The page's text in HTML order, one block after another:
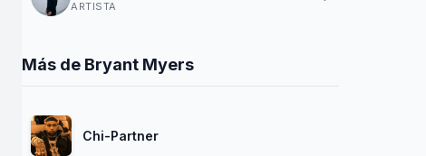
ARTISTA
Más de Bryant Myers
Chi-Partner